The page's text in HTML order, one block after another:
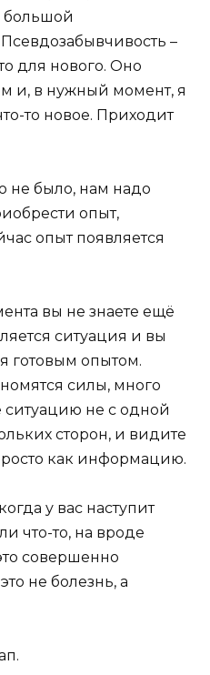
большой
–
для нового. Оно
и, в нужный момент, я
то новое. Приходит
не было, нам надо
опыт,
опыт появляется
вы не знаете ещё
ситуация и вы
готовым опытом.
силы, много
не с одной
сторон, и видите
как информацию.
у вас наступит
что-то, на вроде
совершенно
не болезнь, а